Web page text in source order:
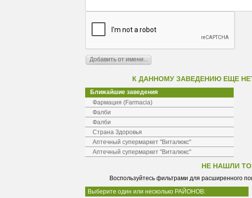
К ДАННОМУ ЗАВЕДЕНИЮ ЕЩЕ
Ближайшие заведения
Фармация (Farmacia)
Фалби
Фалби
Страна Здоровья
Аптечный супермаркет "Виталюкс"
Аптечный супермаркет "Виталюкс"
НЕ НАШЛИ
Воспользуйтесь фильтрами для расширенного
Выберите один или несколько РАЙОНОВ: